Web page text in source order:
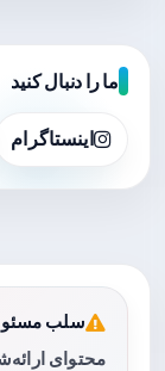
ما را دنبال کنید
اینستاگرام
سلب
محتوای